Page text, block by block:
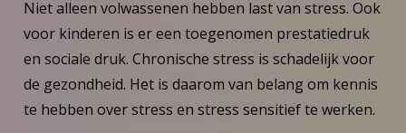
Niet alleen volwassenen hebben last van stress. Ook
voor kinderen is er een toegenomen prestatiedruk
en sociale druk. Chronische stress is schadelijk voor
de gezondheid. Het is daarom van belang om kennis
te hebben over stress en stress sensitief te werken.